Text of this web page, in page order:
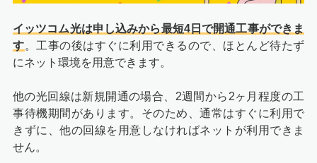
イッツコム光は申し込みから最短4日で開通工事ができま
す。工事の後はすぐに利用できるので、ほとんど待たず
にネット環境を用意できます。
他の光回線は新規開通の場合、2週間から2ヶ月程度の工
事待機期間があります。そのため、通常はすぐに利用で
きずに、他の回線を用意しなければネットが利用できま
せん。